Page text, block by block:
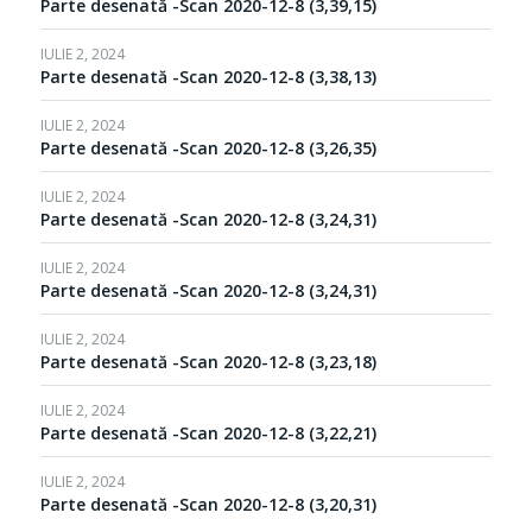
Parte desenată -Scan 2020-12-8 (3,39,15)
IULIE 2, 2024
Parte desenată -Scan 2020-12-8 (3,38,13)
IULIE 2, 2024
Parte desenată -Scan 2020-12-8 (3,26,35)
IULIE 2, 2024
Parte desenată -Scan 2020-12-8 (3,24,31)
IULIE 2, 2024
Parte desenată -Scan 2020-12-8 (3,24,31)
IULIE 2, 2024
Parte desenată -Scan 2020-12-8 (3,23,18)
IULIE 2, 2024
Parte desenată -Scan 2020-12-8 (3,22,21)
IULIE 2, 2024
Parte desenată -Scan 2020-12-8 (3,20,31)